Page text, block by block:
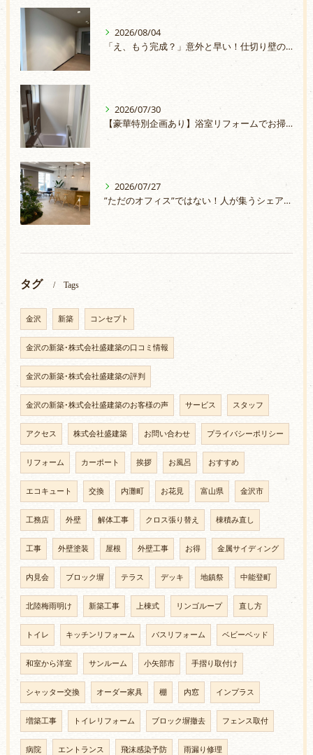
2026/08/04
「え、もう完成？」意外と早い！仕切り壁の取付
2026/07/30
【豪華特別企画あり】浴室リフォームでお掃除ラクラク＆安心のお風呂へ
2026/07/27
”ただのオフィス”ではない！人が集うシェアオフィスづくり
タグ Tags
金沢 新築 コンセプト
金沢の新築･株式会社盛建築の口コミ情報
金沢の新築･株式会社盛建築の評判
金沢の新築･株式会社盛建築のお客様の声 サービス スタッフ
アクセス 株式会社盛建築 お問い合わせ プライバシーポリシー
リフォーム カーポート 挨拶 お風呂 おすすめ
エコキュート 交換 内灘町 お花見 富山県 金沢市
工務店 外壁 解体工事 クロス張り替え 棟積み直し
工事 外壁塗装 屋根 外壁工事 お得 金属サイディング
内見会 ブロック塀 テラス デッキ 地鎮祭 中能登町
北陸梅雨明け 新築工事 上棟式 リンゴループ 直し方
トイレ キッチンリフォーム バスリフォーム ベビーベッド
和室から洋室 サンルーム 小矢部市 手摺り取付け
シャッター交換 オーダー家具 棚 内窓 インプラス
増築工事 トイレリフォーム ブロック塀撤去 フェンス取付
病院 エントランス 飛沫感染予防 雨漏り修理